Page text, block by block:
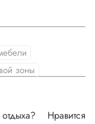
зоны
Нравится